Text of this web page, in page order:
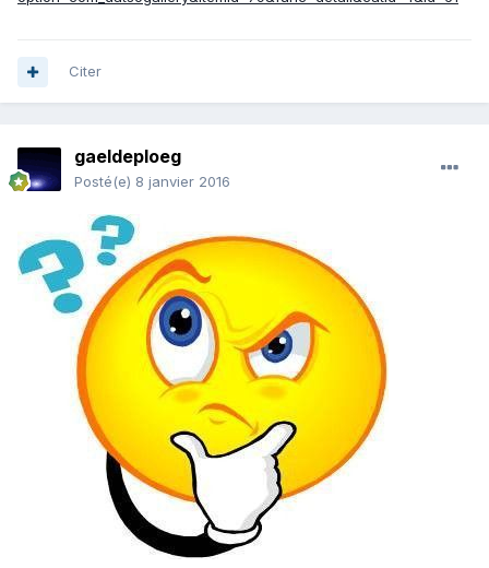
Citer
gaeldeploeg
Posté(e) 8 janvier 2016